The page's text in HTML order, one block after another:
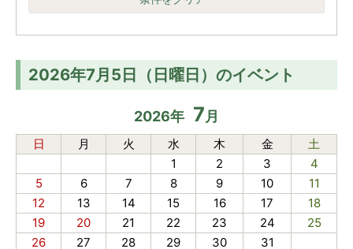
2026年7月5日（日曜日）のイベント
2026年 7月
日 月 火 水 木 金
土
1
2 3
4
5
6 7 8 9 10
11
12
13 14 15 16 17
18
19
20 21 22 23 24
25
26
27 28 29 30 31